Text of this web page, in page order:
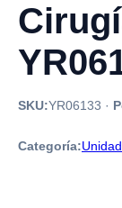
SKU:YR06133 ·
Categoría: